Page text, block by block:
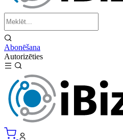
Abonēšana
Autorizēties